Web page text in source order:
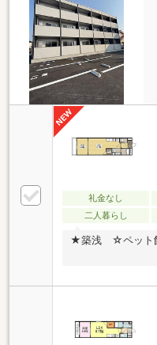
礼金なし
二人暮らし
★築浅 ☆ペット